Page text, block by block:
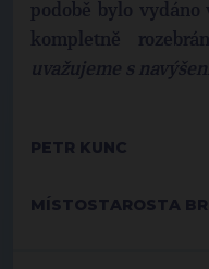
podobě bylo
kompletně
uvažujeme s
PETR KUNC
MÍSTOSTAROSTA